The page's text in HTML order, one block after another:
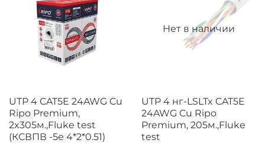
UTP 4 CAT5E 24AWG Cu
Ripo Premium,
2x305м.,Fluke test
(КСВПВ -5е 4*2*0.51)
Нет в наличии
UTP 4 нг-LSLTx CAT5E
24AWG Cu Ripo
Premium, 205м.,Fluke
test